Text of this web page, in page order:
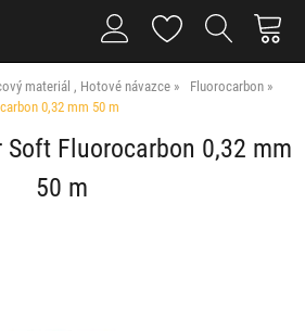
materiál , Hotové návazce
Fluorocarbon
0,32 mm 50 m
Soft Fluorocarbon 0,32 mm
50 m